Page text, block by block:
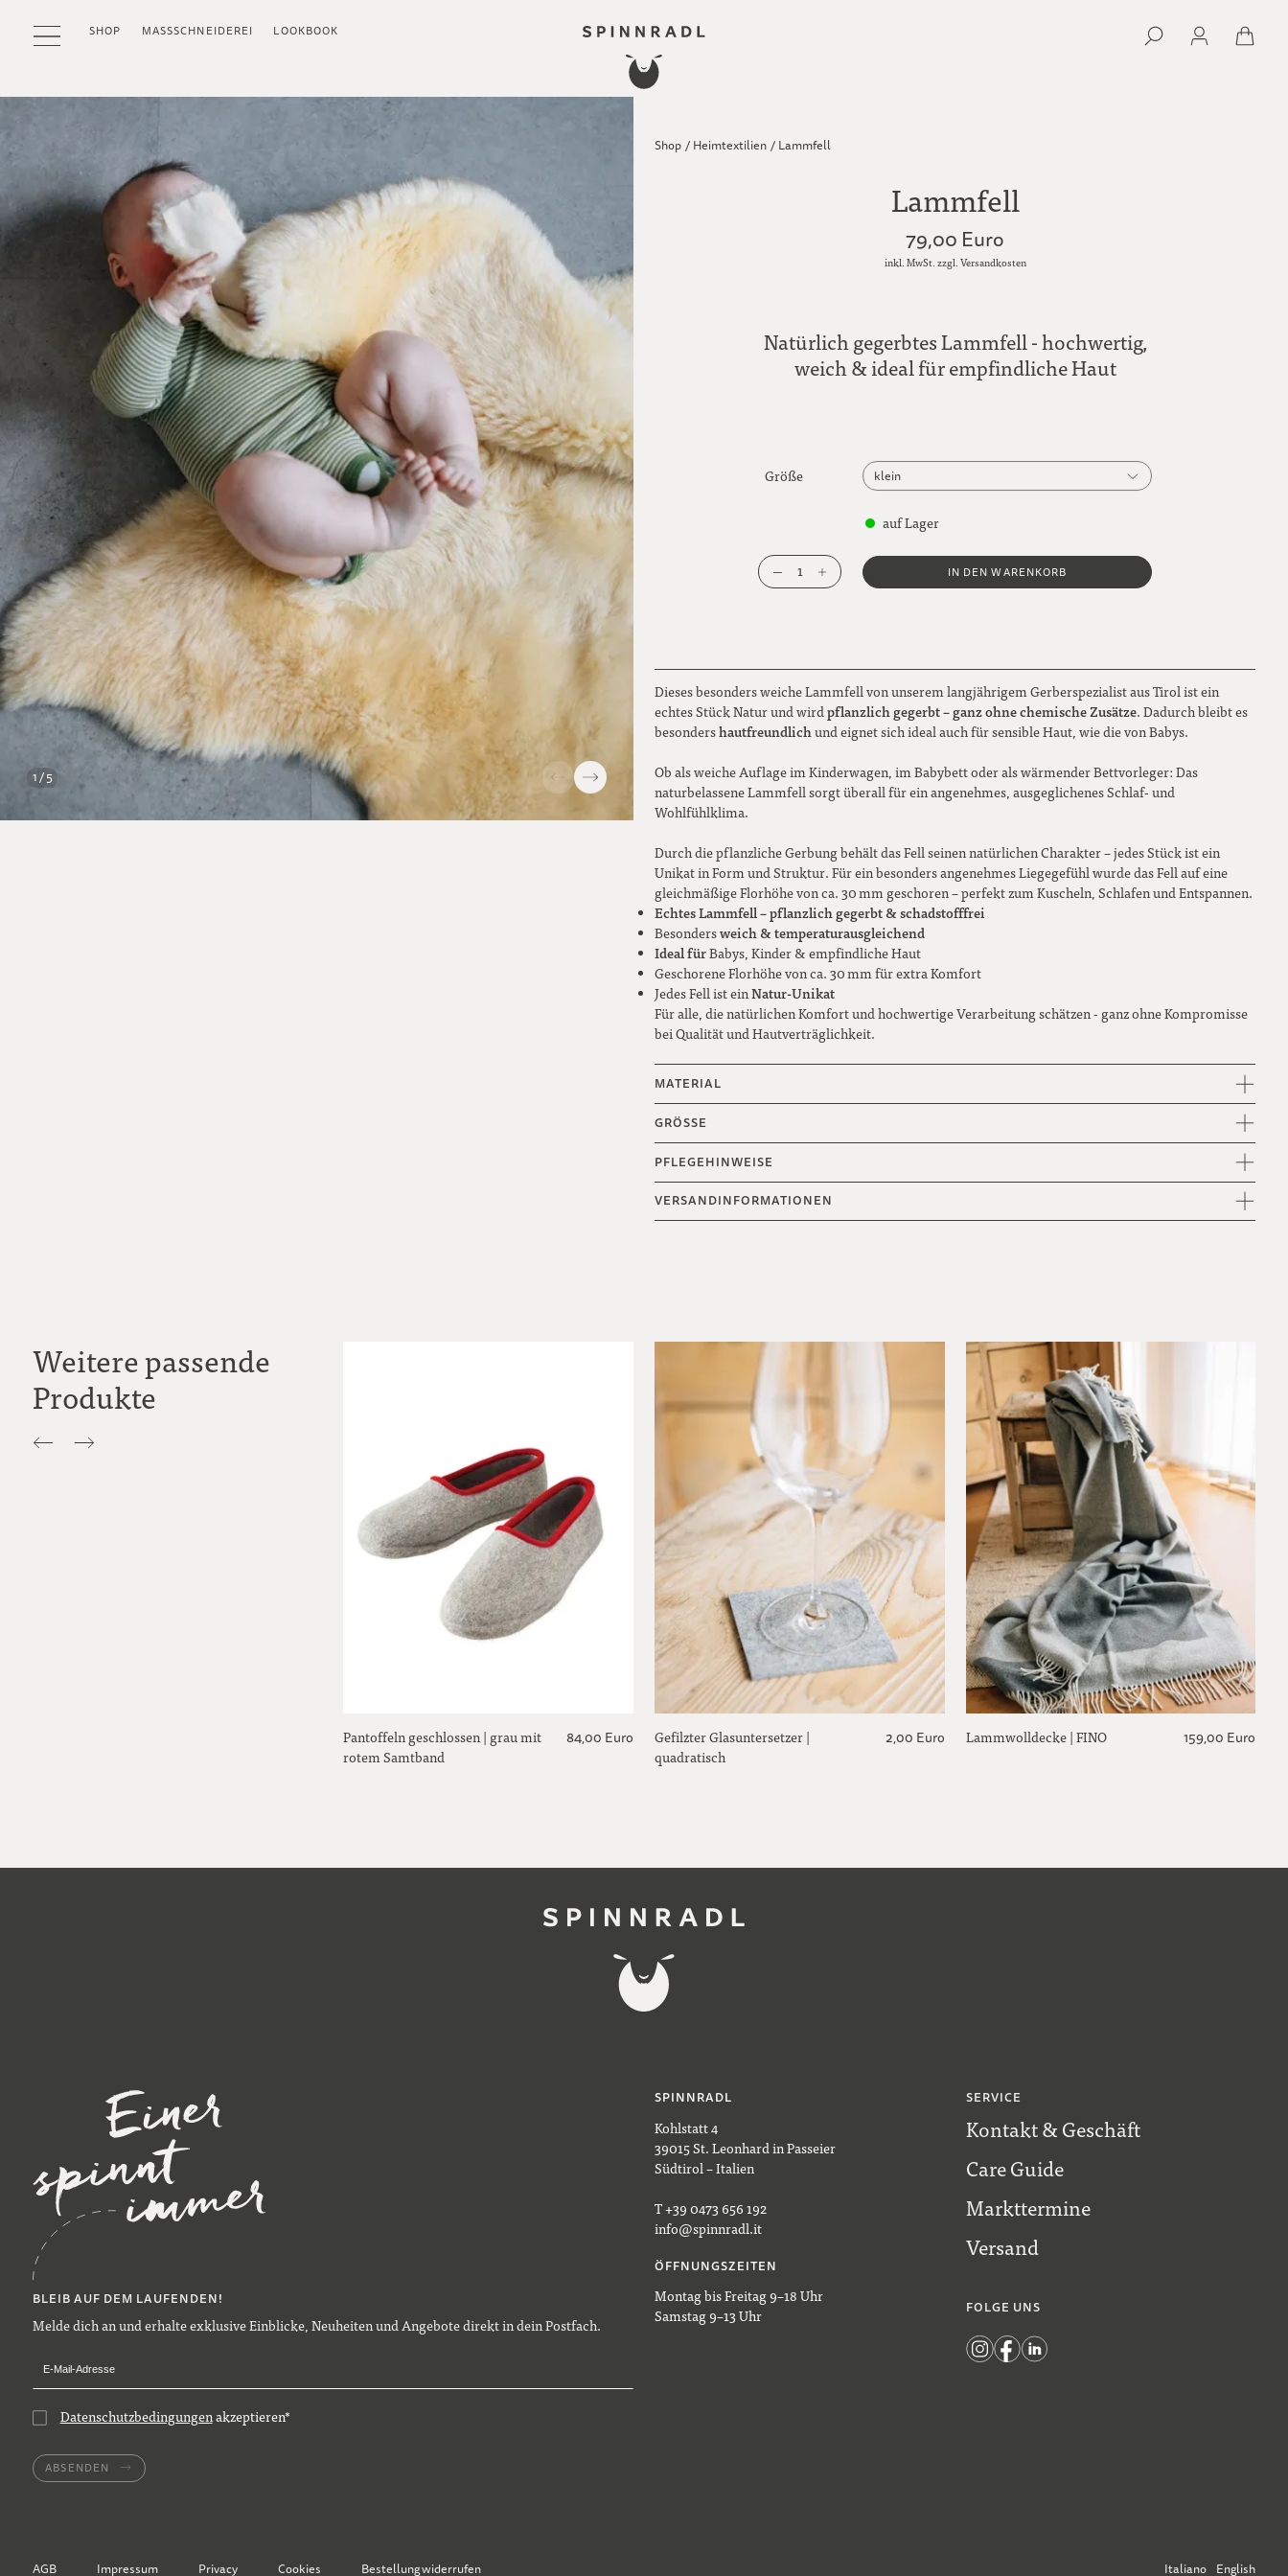
SHOP MASSSCHNEIDEREI LOOKBOOK
Shop / Heimtextilien / Lammfell
Lammfell
79,00 Euro
inkl. MwSt. zzgl. Versandkosten
Natürlich gegerbtes Lammfell - hochwertig,
weich & ideal für empfindliche Haut
Größe
klein
groß
auf Lager
1 IN DEN WARENKORB
Dieses besonders weiche Lammfell von unserem langjährigem Gerberspezialist aus Tirol ist ein
echtes Stück Natur und wirdpflanzlich gegerbt – ganz ohne chemische Zusätze. Dadurch bleibt es
besondershautfreundlich und eignet sich ideal auch für sensible Haut, wie die von Babys.
Ob als weiche Auflage im Kinderwagen, im Babybett oder als wärmender Bettvorleger: Das
naturbelassene Lammfell sorgt überall für ein angenehmes, ausgeglichenes Schlaf- und
Wohlfühlklima.
Durch die pflanzliche Gerbung behält das Fell seinen natürlichen Charakter – jedes Stück ist ein
Unikat in Form und Struktur. Für ein besonders angenehmes Liegegefühl wurde das Fell auf eine
gleichmäßige Florhöhe von ca. 30 mm geschoren – perfekt zum Kuscheln, Schlafen und Entspannen.
Echtes Lammfell – pflanzlich gegerbt & schadstofffrei
Besondersweich & temperaturausgleichend
Ideal fürBabys, Kinder & empfindliche Haut
Geschorene Florhöhe von ca. 30 mm für extra Komfort
Jedes Fell ist einNatur-Unikat
Für alle, die natürlichen Komfort und hochwertige Verarbeitung schätzen - ganz ohne Kompromisse
bei Qualität und Hautverträglichkeit.
MATERIAL
GRÖSSE
PFLEGEHINWEISE
VERSANDINFORMATIONEN
Weitere passende
Produkte
Pantoffeln geschlossen | grau mit
rotem Samtband
84,00 Euro
Gefilzter Glasuntersetzer |
quadratisch
2,00 Euro Lammwolldecke | FINO 159,00 Euro
BLEIB AUF DEM LAUFENDEN!
Melde dich an und erhalte exklusive Einblicke, Neuheiten und Angebote direkt in dein Postfach.
Datenschutzbedingungen akzeptieren*
ABSENDEN
SPINNRADL
Kohlstatt 4
39015 St. Leonhard in Passeier
Südtirol – Italien
T +39 0473 656 192
info@spinnradl.it
ÖFFNUNGSZEITEN
Montag bis Freitag 9–18 Uhr
Samstag 9–13 Uhr
SERVICE
Kontakt & Geschäft
Care Guide
Markttermine
Versand
FOLGE UNS
AGB Impressum Privacy Cookies Bestellung widerrufen Italiano English
1 / 5